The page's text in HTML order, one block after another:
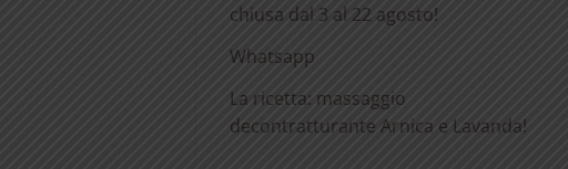
chiusa dal 3 al 22 agosto!
Whatsapp
La ricetta: massaggio
decontratturante Arnica e Lavanda!